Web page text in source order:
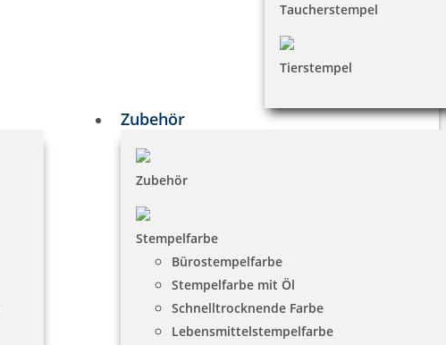
Taucherstempel
Tierstempel
Zubehör
Zubehör
Stempelfarbe
Bürostempelfarbe
Stempelfarbe mit Öl
Schnelltrocknende Farbe
Lebensmittelstempelfarbe